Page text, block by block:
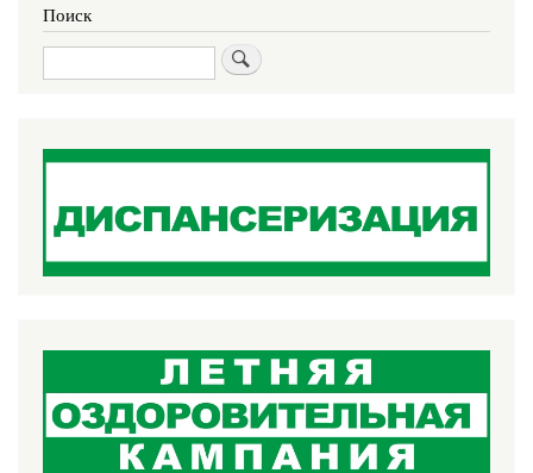
Поиск
Поиск